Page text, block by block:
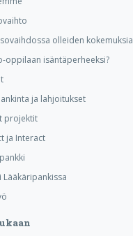
olleiden kokemuksia
oppilaan isäntäperheeksi?
ja lahjoitukset
projektit
ja Interact
Lääkäripankissa